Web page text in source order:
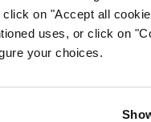
click on "Accept all
uses, or click on
your choices.